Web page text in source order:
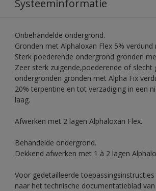
Systeeminformatie
Onbehandelde ondergrond.
Gronden met Alphaloxan Flex 5%
Sterk poederende ondergrond gronden
Zeer sterk zuigende,poederende of slecht
ondergronden gronden met Alpha Fix
20% terpentine en tot verzadiging in een
laag.
Afwerken met 2 lagen Alphaloxan Flex.
Behandelde ondergrond.
Dekkend afwerken met 1 à 2 lagen
Voor gedetailleerde
naar het technische documentatieblad